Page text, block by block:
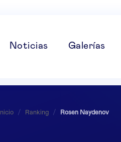
Noticias Galerías
Inicio / Ranking / Rosen Naydenov